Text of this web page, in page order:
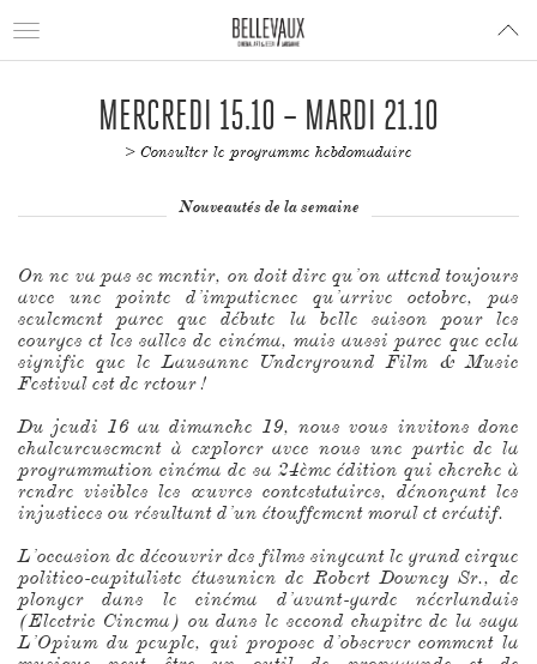
Toggle
MERCREDI 15.10 – MARDI 21.10
> Consulter le programme hebdomadaire
Nouveautés de la semaine
On ne va pas se mentir, on doit dire qu’on attend toujours
avec une pointe d’impatience qu’arrive octobre, pas
seulement parce que débute la belle saison pour les
courges et les salles de cinéma, mais aussi parce que cela
signifie que le Lausanne Underground Film & Music
Festival est de retour !
Du jeudi 16 au dimanche 19, nous vous invitons donc
chaleureusement à explorer avec nous une partie de la
programmation cinéma de sa 24ème édition qui cherche à
rendre visibles les œuvres contestataires, dénonçant les
injustices ou résultant d’un étouffement moral et créatif.
L’occasion de découvrir des films singeant le grand cirque
politico-capitaliste étasunien de Robert Downey Sr., de
plonger dans le cinéma d’avant-garde néerlandais
(Electric Cinema) ou dans le second chapitre de la saga
L’Opium du peuple, qui propose d’observer comment la